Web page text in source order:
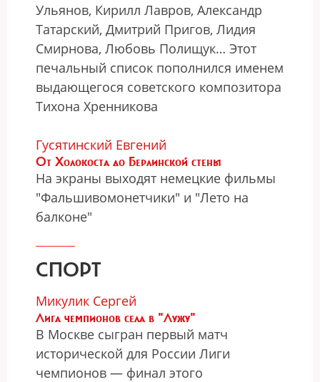
Ульянов, Кирилл Лавров, Александр
Татарский, Дмитрий Пригов, Лидия
Смирнова, Любовь Полищук… Этот
печальный список пополнился именем
выдающегося советского композитора
Тихона Хренникова
Гусятинский Евгений
От Холокоста до Берлинской стены
На экраны выходят немецкие фильмы
"Фальшивомонетчики" и "Лето на
балконе"
СПОРТ
Микулик Сергей
Лига чемпионов села в "Лужу"
В Москве сыгран первый матч
исторической для России Лиги
чемпионов — финал этого